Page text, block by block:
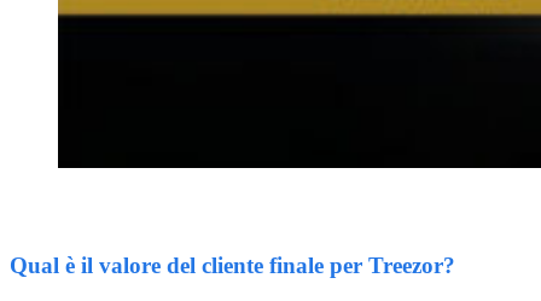
Qual è il valore del cliente finale per Treezor?